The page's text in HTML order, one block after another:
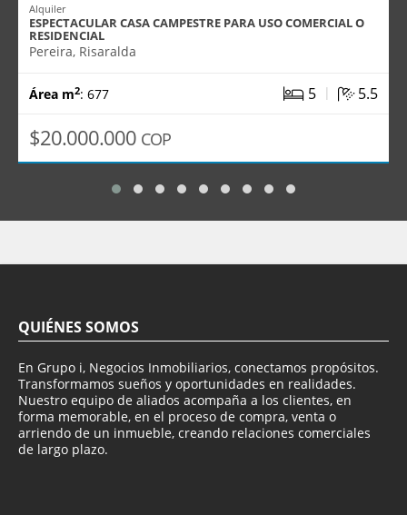
Alquiler
ESPECTACULAR CASA CAMPESTRE PARA USO COMERCIAL O
RESIDENCIAL
Pereira, Risaralda
Área m2: 677 5 | 5.5
$20.000.000 COP
QUIÉNES SOMOS
En Grupo i, Negocios Inmobiliarios, conectamos propósitos.
Transformamos sueños y oportunidades en realidades.
Nuestro equipo de aliados acompaña a los clientes, en
forma memorable, en el proceso de compra, venta o
arriendo de un inmueble, creando relaciones comerciales
de largo plazo.